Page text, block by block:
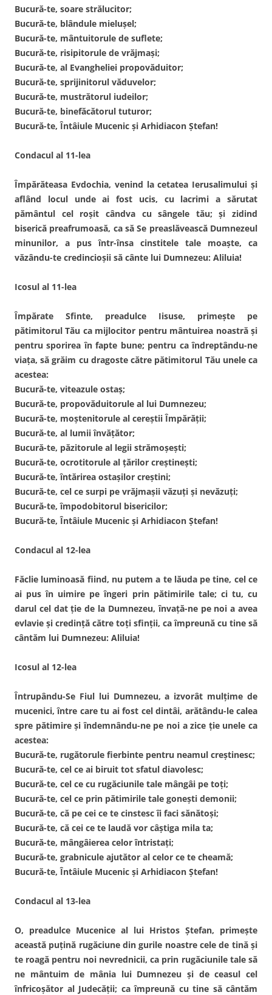
Bucură-te, soare strălucitor;
Bucură-te, blândule mieluşel;
Bucură-te, mântuitorule de suflete;
Bucură-te, risipitorule de vrăjmaşi;
Bucură-te, al Evangheliei propovăduitor;
Bucură-te, sprijinitorul văduvelor;
Bucură-te, mustrătorul iudeilor;
Bucură-te, binefăcătorul tuturor;
Bucură-te, Întâiule Mucenic şi Arhidiacon Ştefan!
Condacul al 11-lea
Împărăteasa Evdochia, venind la cetatea Ierusalimului şi
aflând locul unde ai fost ucis, cu lacrimi a sărutat
pământul cel roşit cândva cu sângele tău; şi zidind
biserică preafrumoasă, ca să Se preaslăvească Dumnezeul
minunilor, a pus într-însa cinstitele tale moaşte, ca
văzându-te credincioşii să cânte lui Dumnezeu: Aliluia!
Icosul al 11-lea
Împărate Sfinte, preadulce Iisuse, primeşte pe
pătimitorul Tău ca mijlocitor pentru mântuirea noastră şi
pentru sporirea în fapte bune; pentru ca îndreptându-ne
viaţa, să grăim cu dragoste către pătimitorul Tău unele ca
acestea:
Bucură-te, viteazule ostaş;
Bucură-te, propovăduitorule al lui Dumnezeu;
Bucură-te, moştenitorule al cereştii Împărăţii;
Bucură-te, al lumii învăţător;
Bucură-te, păzitorule al legii strămoşeşti;
Bucură-te, ocrotitorule al ţărilor creştineşti;
Bucură-te, întărirea ostaşilor creştini;
Bucură-te, cel ce surpi pe vrăjmaşii văzuţi şi nevăzuţi;
Bucură-te, împodobitorul bisericilor;
Bucură-te, Întâiule Mucenic şi Arhidiacon Ştefan!
Condacul al 12-lea
Făclie luminoasă fiind, nu putem a te lăuda pe tine, cel ce
ai pus în uimire pe îngeri prin pătimirile tale; ci tu, cu
darul cel dat ţie de la Dumnezeu, învaţă-ne pe noi a avea
evlavie şi credinţă către toţi sfinţii, ca împreună cu tine să
cântăm lui Dumnezeu: Aliluia!
Icosul al 12-lea
Întrupându-Se Fiul lui Dumnezeu, a izvorât mulţime de
mucenici, între care tu ai fost cel dintâi, arătându-le calea
spre pătimire şi îndemnându-ne pe noi a zice ţie unele ca
acestea:
Bucură-te, rugătorule fierbinte pentru neamul creştinesc;
Bucură-te, cel ce ai biruit tot sfatul diavolesc;
Bucură-te, cel ce cu rugăciunile tale mângâi pe toţi;
Bucură-te, cel ce prin pătimirile tale goneşti demonii;
Bucură-te, că pe cei ce te cinstesc îi faci sănătoşi;
Bucură-te, că cei ce te laudă vor câştiga mila ta;
Bucură-te, mângâierea celor întristaţi;
Bucură-te, grabnicule ajutător al celor ce te cheamă;
Bucură-te, Întâiule Mucenic şi Arhidiacon Ştefan!
Condacul al 13-lea
O, preadulce Mucenice al lui Hristos Ştefan, primeşte
această puţină rugăciune din gurile noastre cele de tină şi
te roagă pentru noi nevrednicii, ca prin rugăciunile tale să
ne mântuim de mânia lui Dumnezeu şi de ceasul cel
înfricoşător al Judecăţii; ca împreună cu tine să cântăm